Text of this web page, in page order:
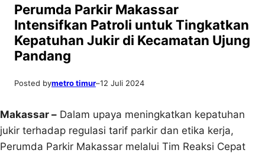
Perumda Parkir Makassar
Intensifkan Patroli untuk Tingkatkan
Kepatuhan Jukir di Kecamatan Ujung
Pandang
Posted bymetro timur–12 Juli 2024
Makassar – Dalam upaya meningkatkan kepatuhan
jukir terhadap regulasi tarif parkir dan etika kerja,
Perumda Parkir Makassar melalui Tim Reaksi Cepat